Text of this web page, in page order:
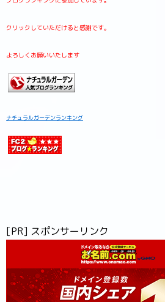
クリックしていただけると感謝です。
よろしくお願いいたします
ナチュラルガーデンランキング
[PR] スポンサーリンク